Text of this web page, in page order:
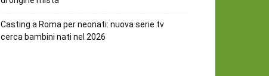
Casting a Roma per neonati: nuova serie tv
cerca bambini nati nel 2026